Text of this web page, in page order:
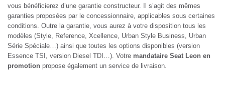
vous bénéficierez d’une garantie constructeur. Il s’agit des mêmes
garanties proposées par le concessionnaire, applicables sous certaines
conditions. Outre la garantie, vous aurez à votre disposition tous les
modèles (Style, Reference, Xcellence, Urban Style Business, Urban
Série Spéciale…) ainsi que toutes les options disponibles (version
Essence TSI, version Diesel TDI…). Votre mandataire Seat Leon en
promotion propose également un service de livraison.